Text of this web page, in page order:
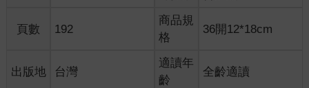
頁數 192
商品規
格
36開12*18cm
出版地 台灣
適讀年
齡
全齡適讀